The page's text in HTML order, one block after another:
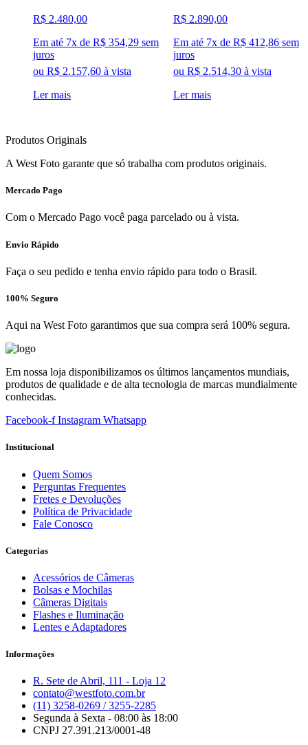
R$ 2.480,00
Em até 7x de R$ 354,29 sem
juros
ou R$ 2.157,60 à vista
Ler mais
R$2.890,00
Em até 7x de R$412,86 sem
juros
ou R$2.514,30 à vista
Ler mais
Produtos Originals
A West Foto garante que só trabalha com produtos originais.
Mercado Pago
Com o Mercado Pago você paga parcelado ou à vista.
Envio Rápido
Faça o seu pedido e tenha envio rápido para todo o Brasil.
100% Seguro
Aqui na West Foto garantimos que sua compra será 100% segura.
Em nossa loja disponibilizamos os últimos lançamentos mundiais,
produtos de qualidade e de alta tecnologia de marcas mundialmente
conhecidas.
Facebook-f Instagram Whatsapp
Institucional
Quem Somos
Perguntas Frequentes
Fretes e Devoluções
Política de Privacidade
Fale Conosco
Categorias
Acessórios de Câmeras
Bolsas e Mochilas
Câmeras Digitais
Flashes e Iluminação
Lentes e Adaptadores
Informações
R. Sete de Abril, 111 - Loja 12
contato@westfoto.com.br
(11) 3258-0269 / 3255-2285
Segunda à Sexta - 08:00 às 18:00
CNPJ 27.391.213/0001-48